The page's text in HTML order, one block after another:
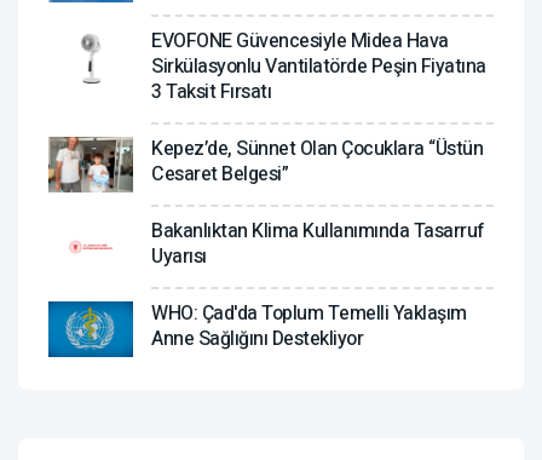
EVOFONE Güvencesiyle Midea Hava
Sirkülasyonlu Vantilatörde Peşin Fiyatına
3 Taksit Fırsatı
Kepez’de, Sünnet Olan Çocuklara “Üstün
Cesaret Belgesi”
Bakanlıktan Klima Kullanımında Tasarruf
Uyarısı
WHO: Çad'da Toplum Temelli Yaklaşım
Anne Sağlığını Destekliyor